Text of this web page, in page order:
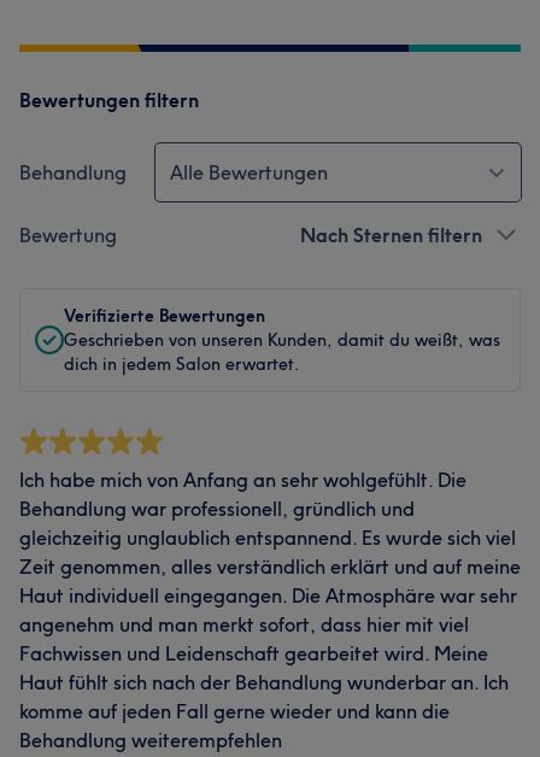
Bewertungen filtern
Behandlung Alle Bewertungen
Bewertung Nach Sternen filtern
Verifizierte Bewertungen
Geschrieben von unseren Kunden, damit du weißt, was
dich in jedem Salon erwartet.
Ich habe mich von Anfang an sehr wohlgefühlt. Die
Behandlung war professionell, gründlich und
gleichzeitig unglaublich entspannend. Es wurde sich viel
Zeit genommen, alles verständlich erklärt und auf meine
Haut individuell eingegangen. Die Atmosphäre war sehr
angenehm und man merkt sofort, dass hier mit viel
Fachwissen und Leidenschaft gearbeitet wird. Meine
Haut fühlt sich nach der Behandlung wunderbar an. Ich
komme auf jeden Fall gerne wieder und kann die
Behandlung weiterempfehlen